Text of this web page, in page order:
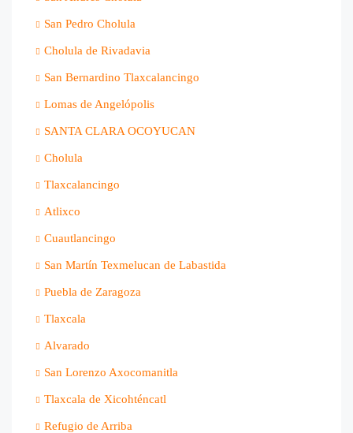
San Pedro Cholula
Cholula de Rivadavia
San Bernardino Tlaxcalancingo
Lomas de Angelópolis
SANTA CLARA OCOYUCAN
Cholula
Tlaxcalancingo
Atlixco
Cuautlancingo
San Martín Texmelucan de Labastida
Puebla de Zaragoza
Tlaxcala
Alvarado
San Lorenzo Axocomanitla
Tlaxcala de Xicohténcatl
Refugio de Arriba